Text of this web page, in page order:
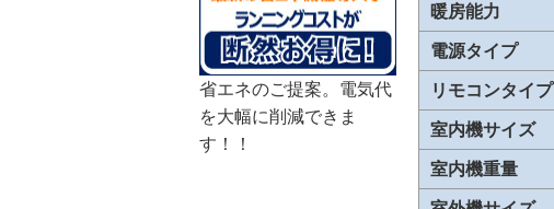
省エネのご提案。電気代
を大幅に削減できま
す！！
暖房能力
電源タイプ
リモコンタイプ
室内機サイズ
室内機重量